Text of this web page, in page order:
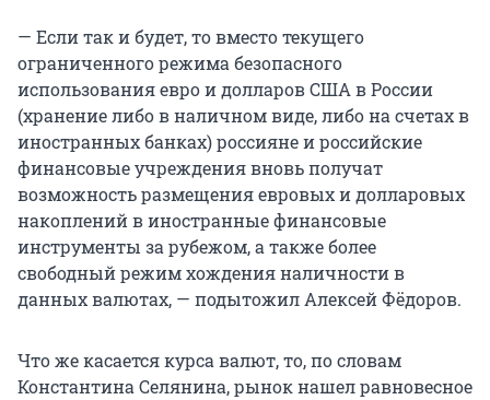
— Если так и будет, то вместо текущего
ограниченного режима безопасного
использования евро и долларов США в России
(хранение либо в наличном виде, либо на счетах в
иностранных банках) россияне и российские
финансовые учреждения вновь получат
возможность размещения евровых и долларовых
накоплений в иностранные финансовые
инструменты за рубежом, а также более
свободный режим хождения наличности в
данных валютах, — подытожил Алексей Фёдоров.
Что же касается курса валют, то, по словам
Константина Селянина, рынок нашел равновесное